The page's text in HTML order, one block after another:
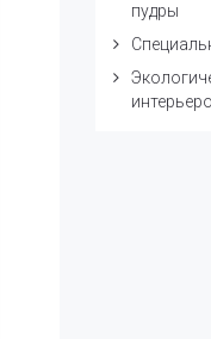
пудры